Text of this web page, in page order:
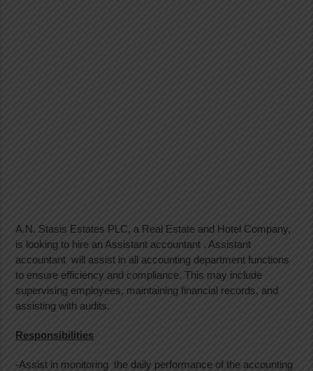
A.N. Stasis Estates PLC, a Real Estate and Hotel Company,
is looking to hire an Assistant accountant . Assistant
accountant will assist in all accounting department functions
to ensure efficiency and compliance. This may include
supervising employees, maintaining financial records, and
assisting with audits.
Responsibilities
-Assist in monitoring the daily performance of the accounting